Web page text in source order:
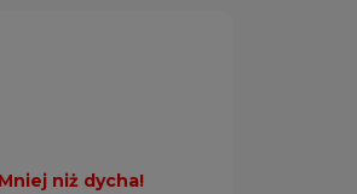
Mniej niż dycha!